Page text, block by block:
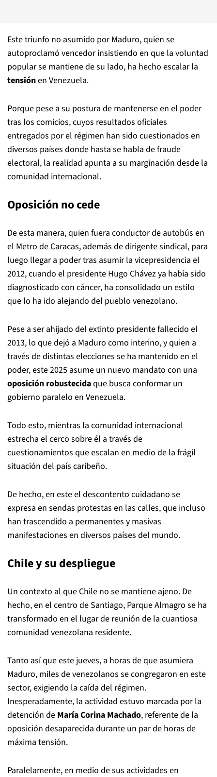
Este triunfo no asumido por Maduro, quien se
autoproclamó vencedor insistiendo en que la voluntad
popular se mantiene de su lado, ha hecho escalar la
tensiónen Venezuela.
Porque pese a su postura de mantenerse en el poder
tras los comicios, cuyos resultados oficiales
entregados por el régimen han sido cuestionados en
diversos países donde hasta se habla de fraude
electoral, la realidad apunta a su marginación desde la
comunidad internacional.
Oposición no cede
De esta manera, quien fuera conductor de autobús en
el Metro de Caracas, además de dirigente sindical, para
luego llegar a poder tras asumir la vicepresidencia el
2012, cuando el presidente Hugo Chávez ya había sido
diagnosticado con cáncer, ha consolidado un estilo
que lo ha ido alejando del pueblo venezolano.
Pese a ser ahijado del extinto presidente fallecido el
2013, lo que dejó a Maduro como interino, y quien a
través de distintas elecciones se ha mantenido en el
poder, este 2025 asume un nuevo mandato con una
oposición robustecidaque busca conformar un
gobierno paralelo en Venezuela.
Todo esto, mientras la comunidad internacional
estrecha el cerco sobre él a través de
cuestionamientos que escalan en medio de la frágil
situación del país caribeño.
De hecho, en este el descontento cuidadano se
expresa en sendas protestas en las calles, que incluso
han trascendido a permanentes y masivas
manifestaciones en diversos países del mundo.
Chile y su despliegue
Un contexto al que Chile no se mantiene ajeno. De
hecho, en el centro de Santiago, Parque Almagro se ha
transformado en el lugar de reunión de la cuantiosa
comunidad venezolana residente.
Tanto así que este jueves, a horas de que asumiera
Maduro, miles de venezolanos se congregaron en este
sector, exigiendo la caída del régimen.
Inesperadamente, la actividad estuvo marcada por la
detención de María Corina Machado, referente de la
oposición desaparecida durante un par de horas de
máxima tensión.
Paralelamente, en medio de sus actividades en